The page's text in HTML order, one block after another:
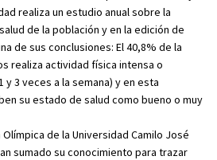
realiza un estudio anual sobre la
de la población y en la edición de
de sus conclusiones: El 40,8% de la
realiza actividad física intensa o
3 veces a la semana) y en esta
su estado de salud como bueno o muy
de la Universidad Camilo José
sumado su conocimiento para trazar